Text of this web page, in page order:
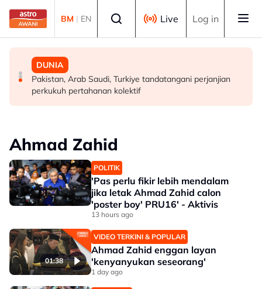
Skip to main content
BM | EN Live Log in
DUNIA
Tamparan buat Trump, mahkamah arah henti
pembinaan dewan majlis baharu White House bernilai
MALAYSIA
Ketua masyarakat perlu fahami, sampaikan dasar
kerajaan pada rakyat - Abang Johari
DUNIA
Pakistan, Arab Saudi, Turkiye tandatangani perjanjian
perkukuh pertahanan kolektif
Ahmad Zahid
POLITIK
'Pas perlu fikir lebih mendalam
jika letak Ahmad Zahid calon
'poster boy' PRU16' - Aktivis
13 hours ago
01:38
VIDEO TERKINI & POPULAR
Ahmad Zahid enggan layan
'kenyanyukan seseorang'
1 day ago